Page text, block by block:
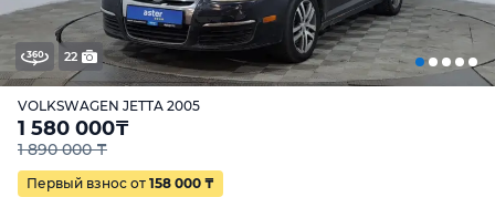
22
VOLKSWAGEN JETTA 2005
1 580 000₸
1 890 000 ₸
Первый взнос от 158 000 ₸